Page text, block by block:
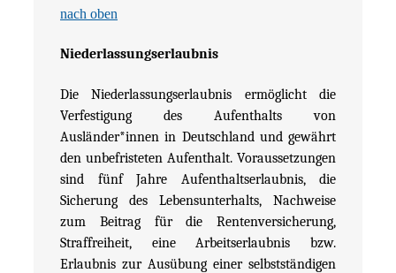
nach oben
Niederlassungserlaubnis
Die Niederlassungserlaubnis ermöglicht die
Verfestigung des Aufenthalts von
Ausländer*innen in Deutschland und gewährt
den unbefristeten Aufenthalt. Voraussetzungen
sind fünf Jahre Aufenthaltserlaubnis, die
Sicherung des Lebensunterhalts, Nachweise
zum Beitrag für die Rentenversicherung,
Straffreiheit, eine Arbeitserlaubnis bzw.
Erlaubnis zur Ausübung einer selbstständigen